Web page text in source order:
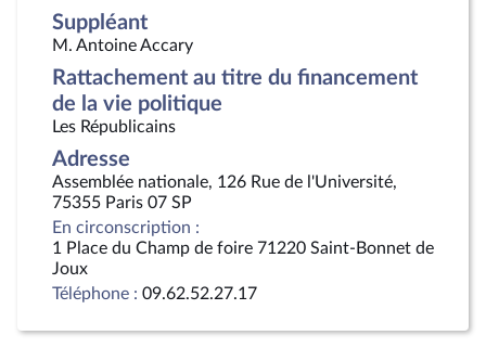
Suppléant
M. Antoine Accary
Rattachement au titre du financement
de la vie politique
Les Républicains
Adresse
Assemblée nationale, 126 Rue de l'Université,
75355 Paris 07 SP
En circonscription :
1 Place du Champ de foire 71220 Saint-Bonnet de
Joux
Téléphone : 09.62.52.27.17